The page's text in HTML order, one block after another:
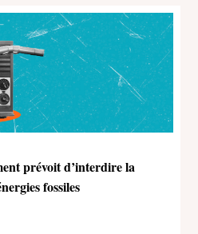
prévoit d’interdire la
fossiles